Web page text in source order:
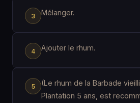
Mélanger.
Ajouter le rhum.
(Le rhum de la Barbade
Plantation 5 ans, est